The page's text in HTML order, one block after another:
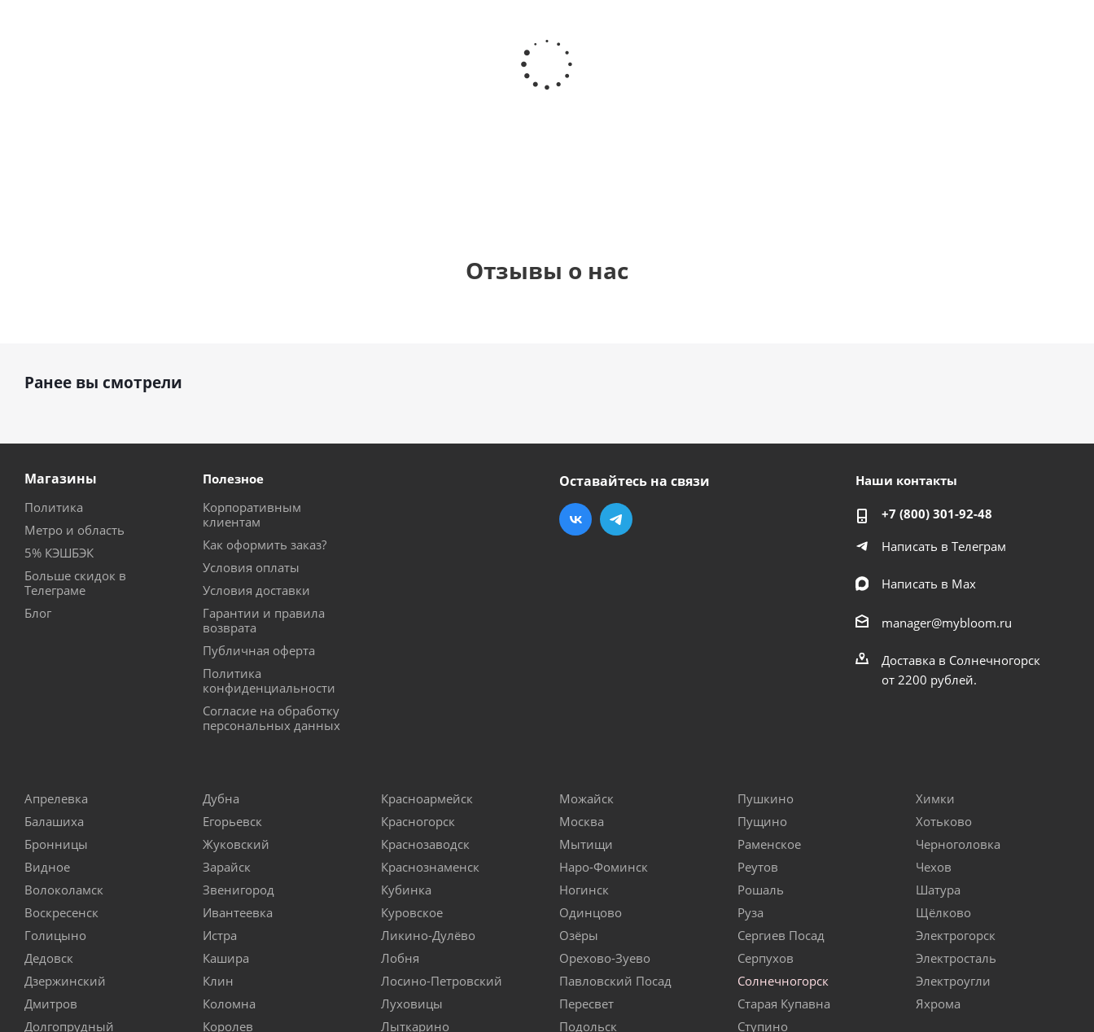
гелиевый
цифра 1
(40х102
Отзывы о нас
Ранее вы смотрели
Магазины
Политика
Метро и область
5% КЭШБЭК
Больше скидок в
Телеграме
Блог
Полезное
Корпоративным
клиентам
Как оформить заказ?
Условия оплаты
Условия доставки
Гарантии и правила
возврата
Публичная оферта
Политика
конфиденциальности
Согласие на обработку
персональных данных
Оставайтесь на связи Наши контакты
+7 (800) 301-92-48
Написать в Телеграм
Написать в Мах
manager@mybloom.ru
Доставка в Солнечногорск
от 2200 рублей.
Апрелевка
Балашиха
Бронницы
Видное
Волоколамск
Воскресенск
Голицыно
Дедовск
Дзержинский
Дмитров
Долгопрудный
Дубна
Егорьевск
Жуковский
Зарайск
Звенигород
Ивантеевка
Истра
Кашира
Клин
Коломна
Королев
Красноармейск
Красногорск
Краснозаводск
Краснознаменск
Кубинка
Куровское
Ликино-Дулёво
Лобня
Лосино-Петровский
Луховицы
Лыткарино
Можайск
Москва
Мытищи
Наро-Фоминск
Ногинск
Одинцово
Озёры
Орехово-Зуево
Павловский Посад
Пересвет
Подольск
Пушкино
Пущино
Раменское
Реутов
Рошаль
Руза
Сергиев Посад
Серпухов
Солнечногорск
Старая Купавна
Ступино
Химки
Хотьково
Черноголовка
Чехов
Шатура
Щёлково
Электрогорск
Электросталь
Электроугли
Яхрома